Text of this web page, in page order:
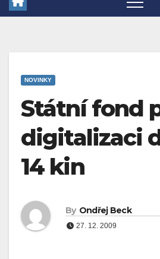
NOVINKY
Státní fond
digitalizaci
14 kin
By Ondřej Beck
27. 12. 2009